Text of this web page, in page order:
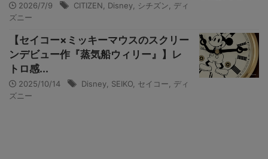
2026/7/9 CITIZEN Disney シチズン
ディ
ズニー
【セイコー×ミッキーマウスのスクリー
ンデビュー作『蒸気船ウィリー』】レ
トロ感...
2025/10/14 Disney SEIKO セイコー
ディ
ズニー